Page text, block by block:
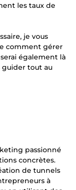
les taux de
je vous
comment gérer
également là
guider tout au
passionné
concrètes.
de tunnels
à